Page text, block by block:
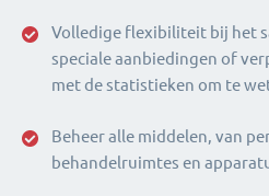
Volledige flexibiliteit bij het
speciale aanbiedingen of
met de statistieken om te
Beheer alle middelen, van
behandelruimtes en